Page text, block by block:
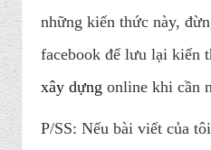
những kiến thức này,
facebook để lưu lại kiến
xây dựng online khi cần
P/SS: Nếu bài viết của